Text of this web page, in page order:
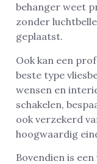
behanger weet
zonder
geplaatst.
Ook kan een
beste type
wensen en
schakelen,
ook verzekerd
hoogwaardig
Bovendien is